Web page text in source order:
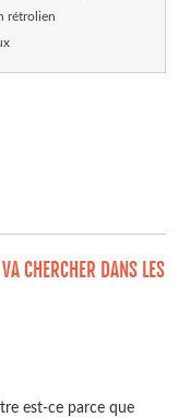
rétrolien
CHERCHER DANS LES
est-ce parce que